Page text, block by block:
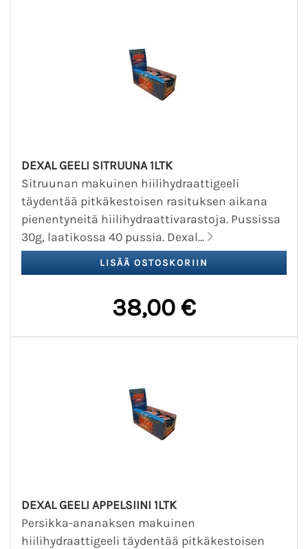
DEXAL GEELI SITRUUNA 1LTK
Sitruunan makuinen hiilihydraattigeeli
täydentää pitkäkestoisen rasituksen aikana
pienentyneitä hiilihydraattivarastoja. Pussissa
30g, laatikossa 40 pussia. Dexal...
38,00 €
DEXAL GEELI APPELSIINI 1LTK
Persikka-ananaksen makuinen
hiilihydraattigeeli täydentää pitkäkestoisen